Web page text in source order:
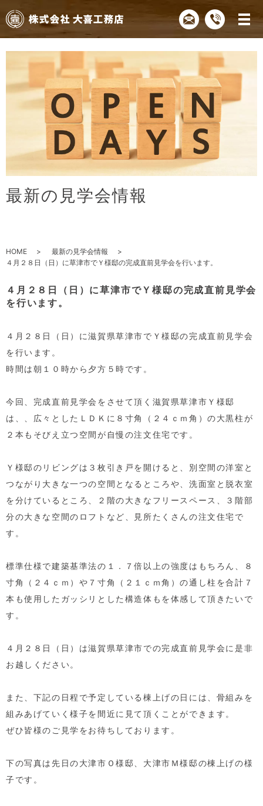
最新の 見学会情報
HOME
最新の見学会情報
４月２８日（日）に草津市でＹ様邸の完成直前見学会を行います。
４月２８日（日）に草津市でＹ様邸の完成直前見学会
を行います。
４月２８日（日）に滋賀県草津市でＹ様邸の完成直前見学会
を行います。
時間は朝１０時から夕方５時です。
今回、完成直前見学会をさせて頂く滋賀県草津市Ｙ様邸
は、、広々としたＬＤＫに８寸角（２４ｃｍ角）の大黒柱が
２本もそびえ立つ空間が自慢の注文住宅です。
Ｙ様邸のリビングは３枚引き戸を開けると、別空間の洋室と
つながり大きな一つの空間となるところや、洗面室と脱衣室
を分けているところ、２階の大きなフリースペース、３階部
分の大きな空間のロフトなど、見所たくさんの注文住宅で
す。
標準仕様で建築基準法の１．７倍以上の強度はもちろん、８
寸角（２４ｃｍ）や７寸角（２１ｃｍ角）の通し柱を合計７
本も使用したガッシリとした構造体もを体感して頂きたいで
す。
４月２８日（日）は滋賀県草津市での完成直前見学会に是非
お越しください。
また、下記の日程で予定している棟上げの日には、骨組みを
組みあげていく様子を間近に見て頂くことができます。
ぜひ皆様のご見学をお待ちしております。
下の写真は先日の大津市Ｏ様邸、大津市Ｍ様邸の棟上げの様
子です。